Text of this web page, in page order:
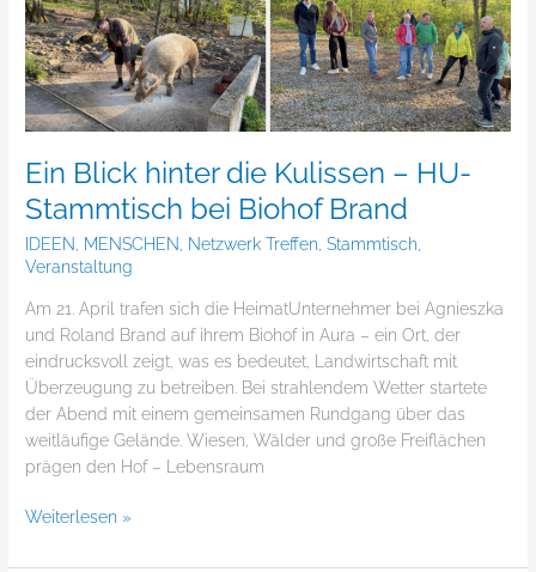
Ein Blick hinter die Kulissen – HU-
Stammtisch bei Biohof Brand
IDEEN MENSCHEN Netzwerk Treffen ,Stammtisch
Veranstaltung
Am 21. April trafen sich die HeimatUnternehmer bei Agnieszka
und Roland Brand auf ihrem Biohof in Aura – ein Ort, der
eindrucksvoll zeigt, was es bedeutet, Landwirtschaft mit
Überzeugung zu betreiben. Bei strahlendem Wetter startete
der Abend mit einem gemeinsamen Rundgang über das
weitläufige Gelände. Wiesen, Wälder und große Freiflächen
prägen den Hof – Lebensraum
Weiterlesen »